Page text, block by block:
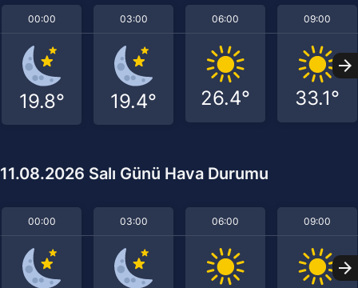
00:00
19.8°
03:00
19.4°
06:00
26.4°
09:00
33.1°
11.08.2026 Salı Günü Hava Durumu
00:00 03:00 06:00 09:00